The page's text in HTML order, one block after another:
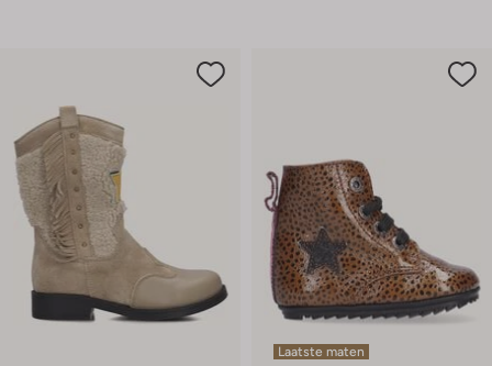
Laatste maten